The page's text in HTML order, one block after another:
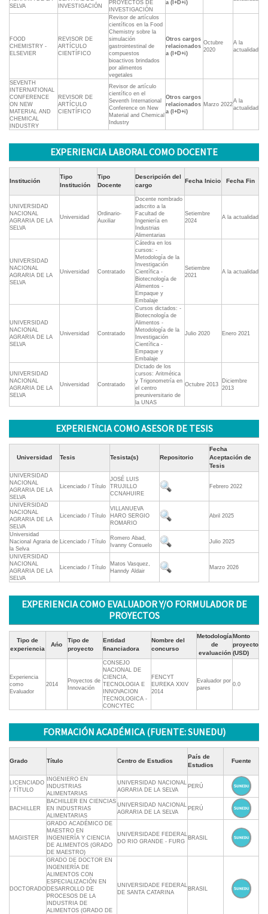
SELVA
INVESTIGACIÓN
PROYECTOS DE
INVESTIGACIÓN
a (I+D+i)
FOOD
CHEMISTRY -
ELSEVIER
REVISOR DE
ARTÍCULO
CIENTÍFICO
Revisor de artículos
científicos en la Food
Chemistry sobre la
simulación
gastrointestinal de
compuestos
bioactivos brindados
por alimentos
vegetales
Otros cargos
relacionados
a (I+D+i)
Octubre
2020
A la
actualidad
SEVENTH
INTERNATIONAL
CONFERENCE
ON NEW
MATERIAL AND
CHEMICAL
INDUSTRY
REVISOR DE
ARTÍCULO
CIENTÍFICO
Revisor de artículo
científico en el
Seventh International
Conference on New
Material and Chemical
Industry
Otros cargos
relacionados
a (I+D+i)
Marzo 2022
A la
actualidad
EXPERIENCIA LABORAL COMO DOCENTE
Institución
Tipo
Institución
Tipo
Docente
Descripción del
cargo
Fecha Inicio Fecha Fin
UNIVERSIDAD
NACIONAL
AGRARIA DE LA
SELVA
Universidad
Ordinario-
Auxiliar
Docente nombrado
adscrito a la
Facultad de
Ingeniería en
Industrias
Alimentarias
Setiembre
2024
A la actualidad
UNIVERSIDAD
NACIONAL
AGRARIA DE LA
SELVA
Universidad Contratado
Cátedra en los
cursos: -
Metodología de la
Investigación
Científica -
Biotecnología de
Alimentos -
Empaque y
Embalaje
Setiembre
2021
A la actualidad
UNIVERSIDAD
NACIONAL
AGRARIA DE LA
SELVA
Universidad Contratado
Cursos dictados: -
Biotecnología de
Alimentos -
Metodología de la
Investigación
Científica -
Empaque y
Embalaje
Julio 2020 Enero 2021
UNIVERSIDAD
NACIONAL
AGRARIA DE LA
SELVA
Universidad Contratado
Dictado de los
cursos: Aritmética
y Trigonometría en
el centro
preuniversitario de
la UNAS
Octubre 2013
Diciembre
2013
EXPERIENCIA COMO ASESOR DE TESIS
Universidad Tesis Tesista(s) Repositorio
Fecha
Aceptación de
Tesis
UNIVERSIDAD
NACIONAL
AGRARIA DE LA
SELVA
Licenciado / Título
JOSÉ LUIS
TRUJILLO
CCNAHUIRE
Febrero 2022
UNIVERSIDAD
NACIONAL
AGRARIA DE LA
SELVA
Licenciado / Título
VILLANUEVA
HARO SERGIO
ROMARIO
Abril 2025
Universidad
Nacional Agraria de
la Selva
Licenciado / Título
Romero Abad,
Ivanny Consuelo
Julio 2025
UNIVERSIDAD
NACIONAL
AGRARIA DE LA
SELVA
Licenciado / Título
Matos Vasquez,
Hanndy Aldair
Marzo 2026
EXPERIENCIA COMO EVALUADOR Y/O FORMULADOR DE
PROYECTOS
Tipo de
experiencia
Ańo
Tipo de
proyecto
Entidad
financiadora
Nombre del
concurso
Metodología
de
evaluación
Monto
proyecto
(USD)
Experiencia
como
Evaluador
2014
Proyectos de
Innovación
CONSEJO
NACIONAL DE
CIENCIA,
TECNOLOGIA E
INNOVACION
TECNOLOGICA -
CONCYTEC
FENCYT
EUREKA XXIV
2014
Evaluador por
pares
0.0
FORMACIÓN ACADÉMICA (FUENTE: SUNEDU)
Grado Título Centro de Estudios
País de
Estudios
Fuente
LICENCIADO
/ TÍTULO
INGENIERO EN
INDUSTRIAS
ALIMENTARIAS
UNIVERSIDAD NACIONAL
AGRARIA DE LA SELVA
PERÚ
BACHILLER
BACHILLER EN CIENCIAS
EN INDUSTRIAS
ALIMENTARIAS
UNIVERSIDAD NACIONAL
AGRARIA DE LA SELVA
PERÚ
MAGISTER
GRADO ACADÉMICO DE
MAESTRO EN
INGENIERÍA Y CIENCIA
DE ALIMENTOS (GRADO
DE MAESTRO)
UNIVERSIDADE FEDERAL
DO RIO GRANDE - FURG
BRASIL
DOCTORADO
GRADO DE DOCTOR EN
INGENIERÍA DE
ALIMENTOS CON
ESPECIALIZACIÓN EN
DESARROLLO DE
PROCESOS DE LA
INDUSTRIA DE
ALIMENTOS (GRADO DE
UNIVERSIDADE FEDERAL
DE SANTA CATARINA
BRASIL